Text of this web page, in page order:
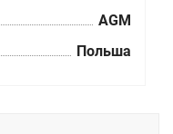
AGM
Польша